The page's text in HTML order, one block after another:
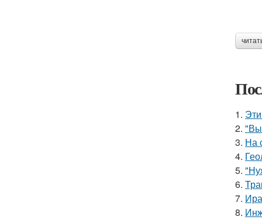
1.
2.
3. На
4.
5.
6.
7.
8.